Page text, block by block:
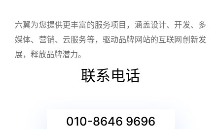
六翼为您提供更丰富的服务项目，涵盖设计、开发、多
媒体、营销、云服务等，驱动品牌网站的互联网创新发
展，释放品牌潜力。
联系电话
010-8646 9696